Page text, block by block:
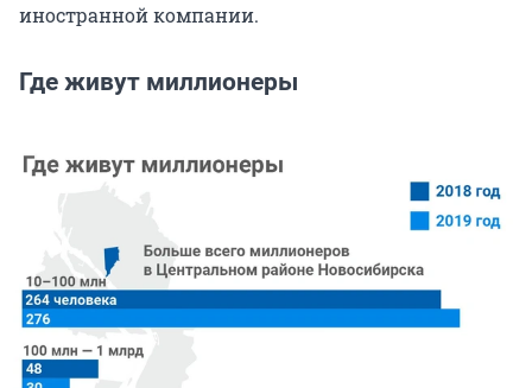
иностранной компании.
Где живут миллионеры